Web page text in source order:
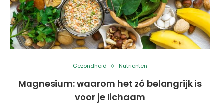
Gezondheid Nutriënten
Magnesium: waarom het zó belangrijk is
voor je lichaam